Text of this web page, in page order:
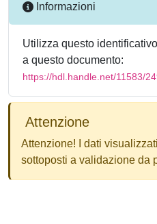
Informazioni
Utilizza questo
a questo documento:
https://hdl.handle.net/11583/
Attenzione
Attenzione! I dati
sottoposti a validazione da